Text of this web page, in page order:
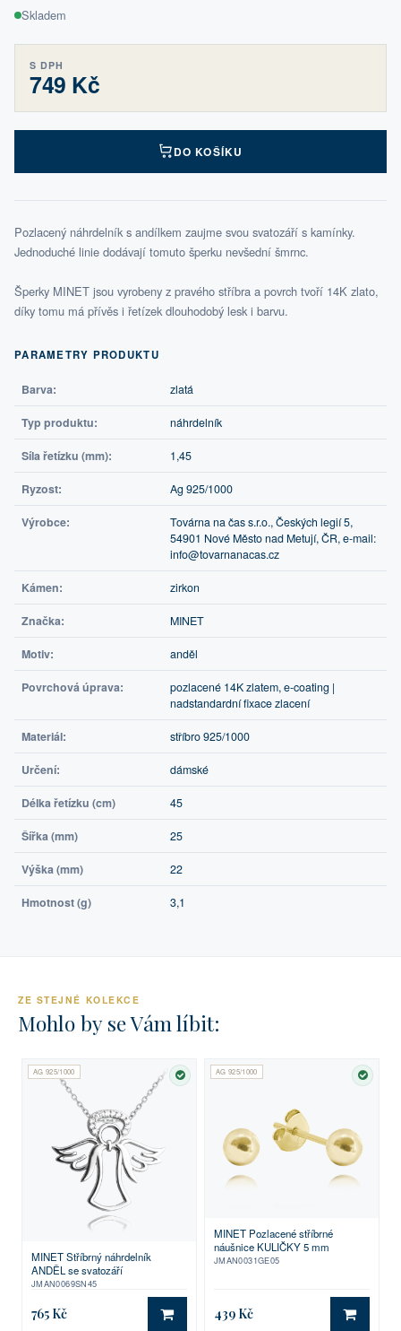
Skladem
S DPH
749 Kč
DO KOŠÍKU
Pozlacený náhrdelník s andílkem zaujme svou svatozáří s kamínky.
Jednoduché linie dodávají tomuto šperku nevšední šmrnc.
Šperky MINET jsou vyrobeny z pravého stříbra a povrch tvoří 14K zlato,
díky tomu má přívěs i řetízek dlouhodobý lesk i barvu.
PARAMETRY PRODUKTU
Barva: zlatá
Typ produktu: náhrdelník
Síla řetízku (mm): 1,45
Ryzost: Ag 925/1000
Výrobce:
Továrna na čas s.r.o., Českých legií 5,
54901 Nové Město nad Metují, ČR, e-mail:
info@tovarnanacas.cz
Kámen: zirkon
Značka: MINET
Motiv: anděl
Povrchová úprava:
pozlacené 14K zlatem, e-coating |
nadstandardní fixace zlacení
Materiál: stříbro 925/1000
Určení: dámské
Délka řetízku (cm) 45
Šířka (mm) 25
Výška (mm) 22
Hmotnost (g) 3,1
ZE STEJNÉ KOLEKCE
Mohlo by se Vám líbit:
AG 925/1000
SKLADEM
MINET Stříbrný náhrdelník
ANDĚL se svatozáří
JMAN0069SN45
765 Kč DO KOŠÍKU
AG 925/1000
MINET Pozlacené stříbrné
náušnice KULIČKY 5 mm
JMAN0031GE05
439 Kč DO